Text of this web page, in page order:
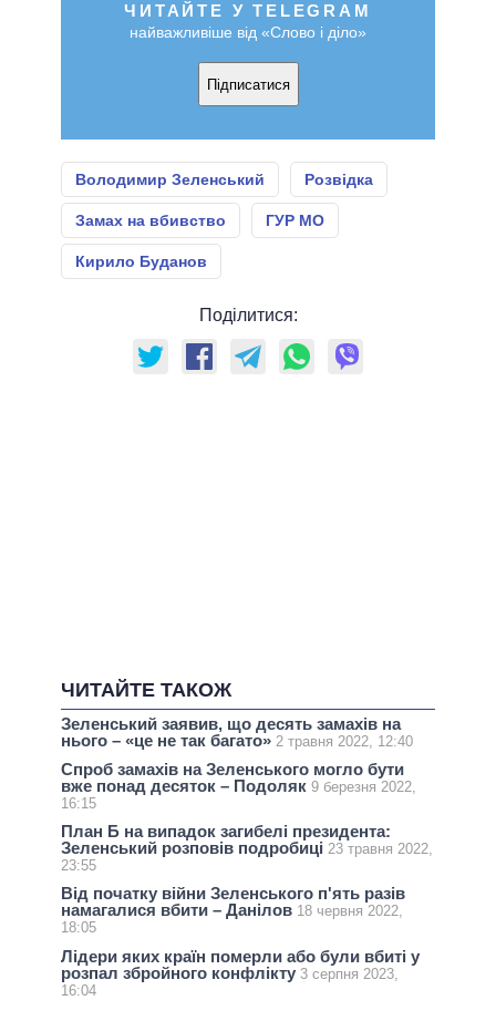
ЧИТАЙТЕ У TELEGRAM
найважливіше від «Слово і діло»
Підписатися
Володимир Зеленський Розвідка
Замах на вбивство ГУР МО
Кирило Буданов
Поділитися:
ЧИТАЙТЕ ТАКОЖ
Зеленський заявив, що десять замахів на
нього – «це не так багато» 2 травня 2022, 12:40
Спроб замахів на Зеленського могло бути
вже понад десяток – Подоляк 9 березня 2022,
16:15
План Б на випадок загибелі президента:
Зеленський розповів подробиці 23 травня 2022,
23:55
Від початку війни Зеленського п'ять разів
намагалися вбити – Данілов 18 червня 2022,
18:05
Лідери яких країн померли або були вбиті у
розпал збройного конфлікту 3 серпня 2023,
16:04